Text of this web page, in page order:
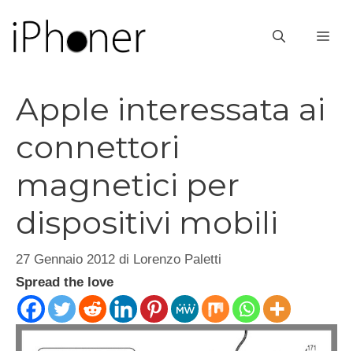
contenuto
Apple interessata ai
connettori
magnetici per
dispositivi mobili
27 Gennaio 2012 di Lorenzo Paletti
Spread the love